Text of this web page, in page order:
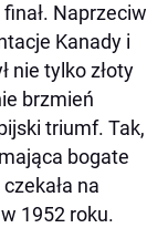
Naprzeciw
Kanady i
nie tylko złoty
brzmień
triumf. Tak,
bogate
na
1952 roku.